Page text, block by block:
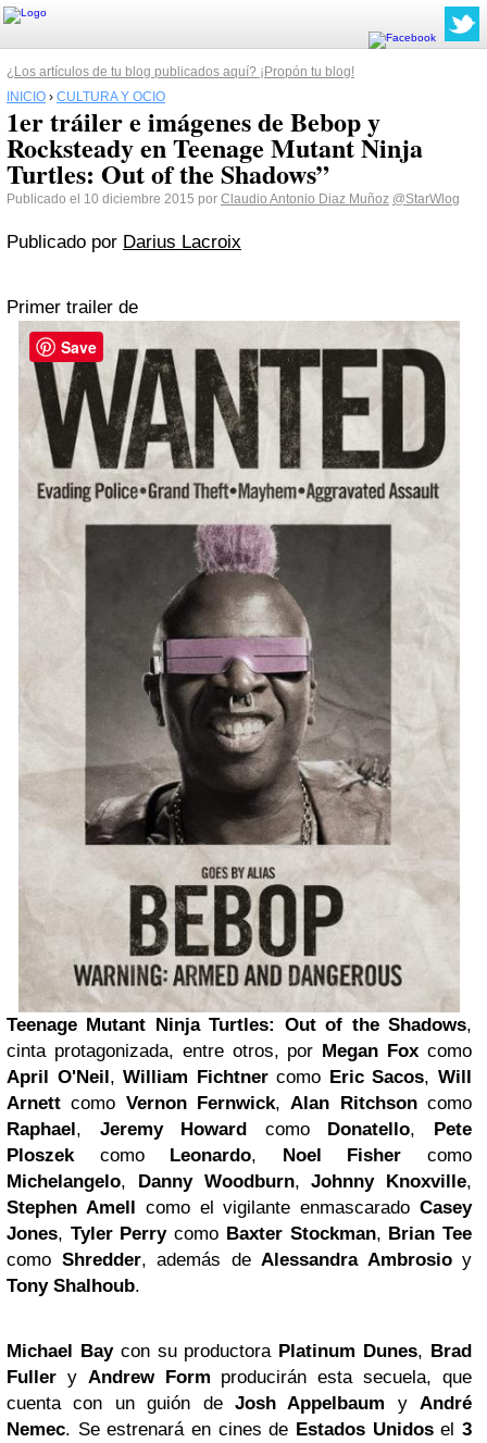
¿Los artículos de tu blog publicados aquí? ¡Propón tu blog!
INICIO › CULTURA Y OCIO
1er tráiler e imágenes de Bebop y
Rocksteady en Teenage Mutant Ninja
Turtles: Out of the Shadows”
Publicado el 10 diciembre 2015 por Claudio Antonio Diaz Muñoz @StarWlog
Publicado por Darius Lacroix
Primer trailer de
Teenage Mutant Ninja Turtles: Out of the Shadows,
cinta protagonizada, entre otros, por Megan Foxcomo
April O'Neil,William Fichtnercomo Eric Sacos,Will
Arnett como Vernon Fernwick, Alan Ritchsoncomo
Raphael, Jeremy Howard como Donatello, Pete
Ploszek como Leonardo, Noel Fisher como
Michelangelo, Danny Woodburn,Johnny Knoxville,
Stephen Amell como el vigilante enmascaradoCasey
Jones, Tyler Perrycomo Baxter Stockman, Brian Tee
como Shredder, además de Alessandra Ambrosioy
Tony Shalhoub.
Michael Baycon su productora Platinum Dunes, Brad
Fuller y Andrew Form producirán esta secuela, que
cuenta con un guión de Josh Appelbaum y André
Nemec. Se estrenará en cines de Estados Unidosel3
Save